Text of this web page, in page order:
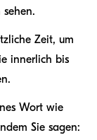
Zeit, um
innerlich bis
Wort wie
Sie sagen: